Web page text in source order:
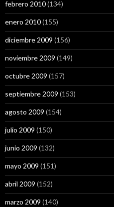
febrero 2010(134)
enero 2010(155)
diciembre 2009 (156)
noviembre 2009 (149)
octubre 2009 (157)
septiembre 2009 (153)
agosto 2009 (154)
julio 2009 (150)
junio 2009 (132)
mayo 2009 (151)
abril 2009 (152)
marzo 2009 (140)